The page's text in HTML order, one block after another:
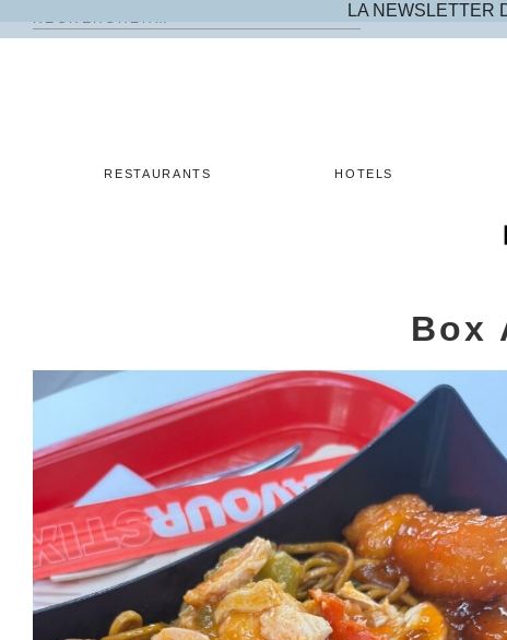
Rechercher :
RESTAURANTS HOTELS
Box
LA NEWSLETTER